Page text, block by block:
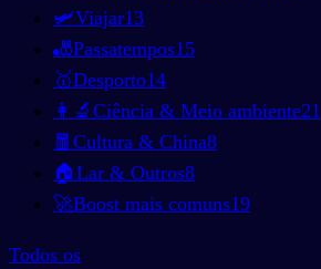
🛩️Viajar13
🎳Passatempos15
🥇Desporto14
👩‍🔬 Ciência & Meio ambiente21
🧧 Cultura & China8
🏠 Lar & Outros8
🚀Boost mais comuns19
Todos os